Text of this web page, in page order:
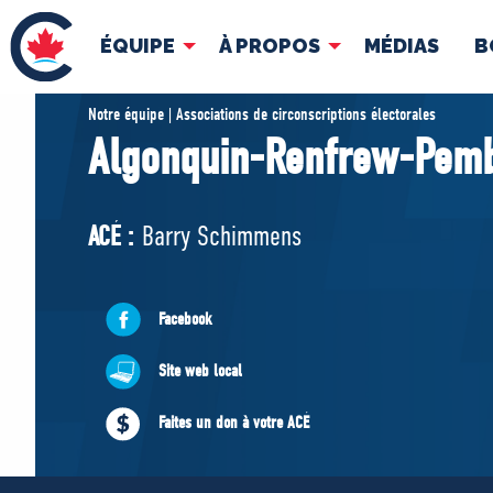
ÉQUIPE À PROPOS MÉDIAS
ÉQUIPE
Pierre Poilievre
Cabinet fantôme
ACÉ
À
Notre équipe | Associations de circonscriptions électorales
Algonquin-Renfrew-
ACÉ : Barry Schimmens
Facebook
Site web local
Faites un don à votre ACÉ